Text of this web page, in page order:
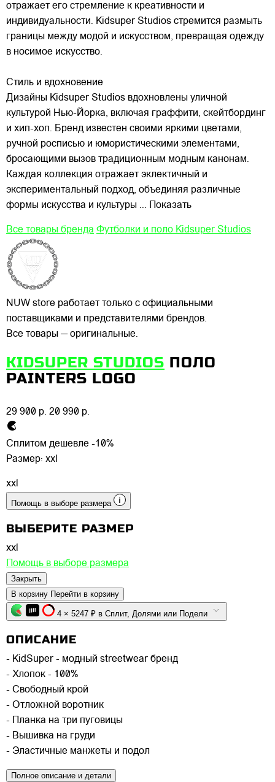
отражает его стремление к креативности и
индивидуальности. Kidsuper Studios стремится размыть
границы между модой и искусством, превращая одежду
в носимое искусство.
Стиль и вдохновение
Дизайны Kidsuper Studios вдохновлены уличной
культурой Нью-Йорка, включая граффити, скейтбординг
и хип-хоп. Бренд известен своими яркими цветами,
ручной росписью и юмористическими элементами,
бросающими вызов традиционным модным канонам.
Каждая коллекция отражает эклектичный и
экспериментальный подход, объединяя различные
формы искусства и культуры ... Показать
Все товары бренда Футболки и поло Kidsuper Studios
NUW store работает только с официальными
поставщиками и представителями брендов.
Все товары — оригинальные.
KIDSUPER STUDIOS ПОЛО
PAINTERS LOGO
29 900 р. 20 990 р.
Сплитом дешевле -10%
Размер: xxl
xxl
Помощь в выборе размера
ВЫБЕРИТЕ РАЗМЕР
xxl
Помощь в выборе размера
Закрыть
В корзину Перейти в корзину
4 × 5247 ₽ в Сплит, Долями или Подели
ОПИСАНИЕ
- KidSuper - модный streetwear бренд
- Хлопок - 100%
- Свободный крой
- Отложной воротник
- Планка на три пуговицы
- Вышивка на груди
- Эластичные манжеты и подол
Полное описание и детали